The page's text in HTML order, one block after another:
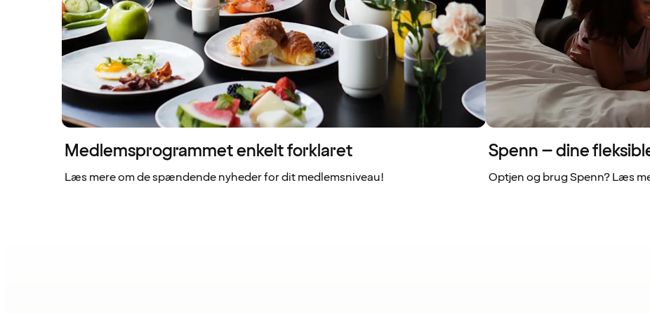
Medlemsprogrammet enkelt forklaret
Læs mere om de spændende nyheder for dit medlemsniveau!
Spenn – dine
Optjen og brug Spenn? Læs